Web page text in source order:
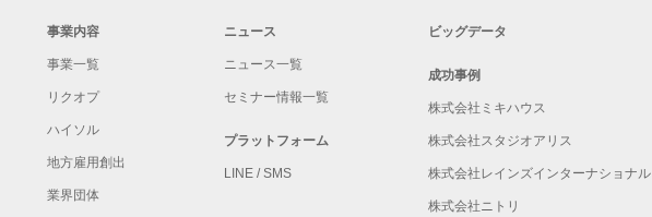
事業内容
事業一覧
リクオプ
ハイソル
地方雇用創出
業界団体
ニュース
ニュース一覧
セミナー情報一覧
プラットフォーム
LINE / SMS
ビッグデータ
成功事例
株式会社ミキハウス
株式会社スタジオアリス
株式会社レインズインターナショナル
株式会社ニトリ